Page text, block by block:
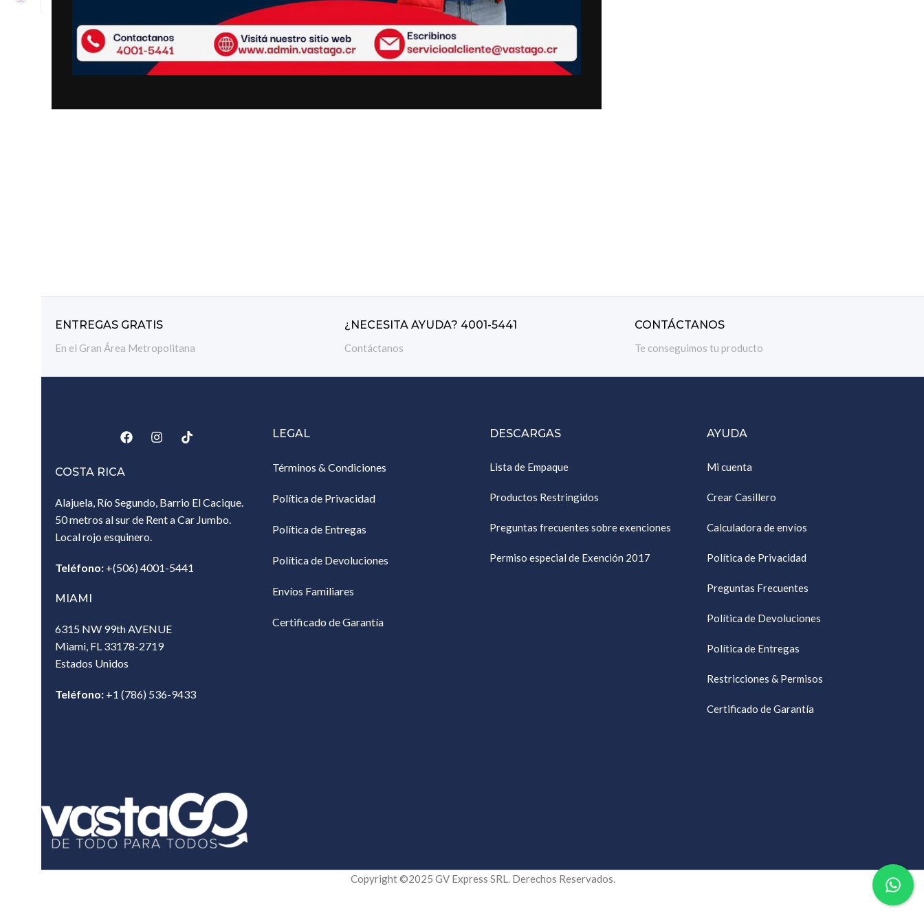
ENTREGAS GRATIS
En el Gran Área Metropolitana
¿NECESITA AYUDA? 4001-5441
Contáctanos
CONTÁCTANOS
Te conseguimos tu producto
COSTA RICA
Alajuela, Río Segundo, Barrio El Cacique.
50 metros al sur de Rent a Car Jumbo.
Local rojo esquinero.
Teléfono: +(506) 4001-5441
MIAMI
6315 NW 99th AVENUE
Miami, FL 33178-2719
Estados Unidos‎
Teléfono: +1 (786) 536-9433‎
LEGAL
Términos & Condiciones
Política de Privacidad
Política de Entregas
Política de Devoluciones
Envíos Familiares
Certificado de Garantía
DESCARGAS
Lista de Empaque
Productos Restringidos
Preguntas frecuentes sobre exenciones
Permiso especial de Exención 2017
AYUDA
Mi cuenta
Crear Casillero
Calculadora de envíos
Política de Privacidad
Preguntas Frecuentes
Política de Devoluciones
Política de Entregas
Restricciones & Permisos
Certificado de Garantía
Copyright ©2025 GV Express SRL. Derechos Reservados.